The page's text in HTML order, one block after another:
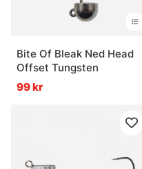
Bite Of Bleak Ned Head
Offset Tungsten
99 kr